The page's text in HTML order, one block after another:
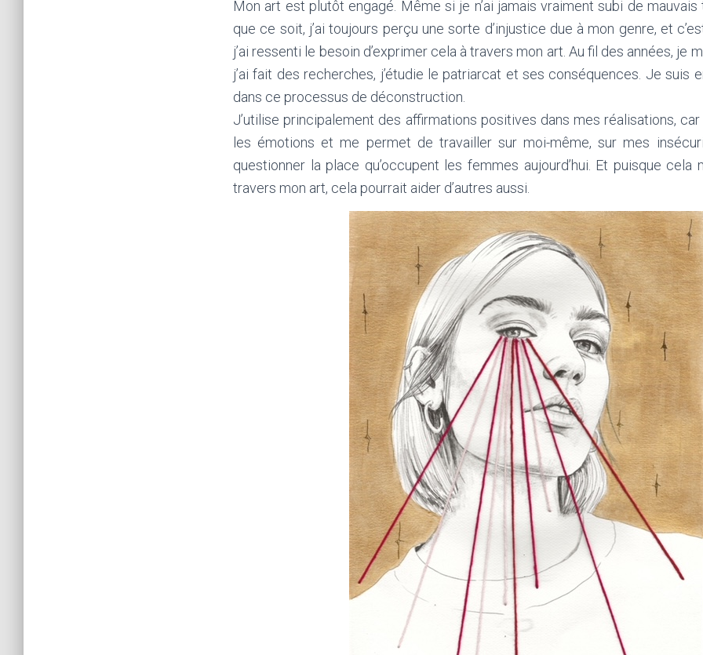
Mon art est plutôt engagé. Même si je n’ai jamais vraiment subi de
que ce soit, j’ai toujours perçu une sorte d’injustice due à mon genre, et
j’ai ressenti le besoin d’exprimer cela à travers mon art. Au fil des années, je
j’ai fait des recherches, j’étudie le patriarcat et ses conséquences. Je suis
dans ce processus de déconstruction.
J’utilise principalement des affirmations positives dans mes réalisations, car
les émotions et me permet de travailler sur moi-même, sur mes
questionner la place qu’occupent les femmes aujourd’hui. Et puisque cela
travers mon art, cela pourrait aider d’autres aussi.